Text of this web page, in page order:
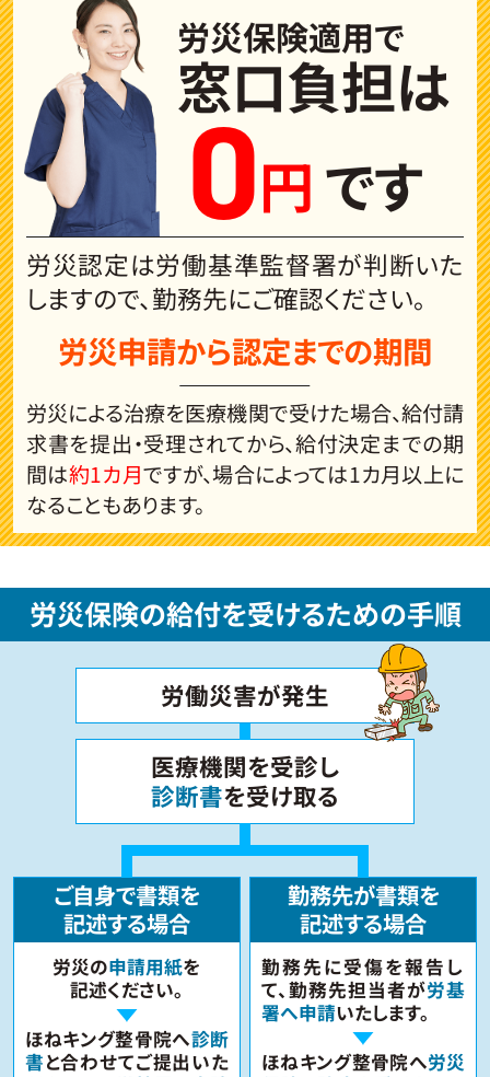
労災保険適用で
窓口負担は
0円です
労災認定は労働基準監督署が判断いた
しますので、勤務先にご確認ください。
労災申請から認定までの期間
労災による治療を医療機関で受けた場合、給付請
求書を提出・受理されてから、給付決定までの期
間は約1カ月ですが、場合によっては1カ月以上に
なることもあります。
労災保険の給付を受けるための手順
労働災害が発生
医療機関を受診し
診断書を受け取る
ご自身で書類を
記述する場合
労災の申請用紙を
記述ください。
ほねキング整骨院へ診断
書と合わせてご提出いた
勤務先が書類を
記述する場合
勤務先に受傷を報告し
て、勤務先担当者が労基
署へ申請いたします。
ほねキング整骨院へ労災